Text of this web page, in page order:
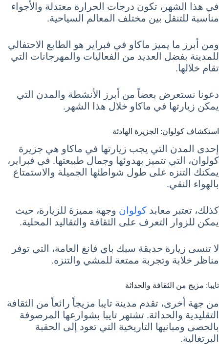
في هذا الشهر، تكون درجات الحرارة معتدلة والأجواء
مناسبة للتنقل بين مختلف المعالم السياحية.
ومن أبرز ما يميز ماكاو في فبراير هو الطابع الاحتفالي
للمدينة بفضل العديد من الفعاليات والمهرجانات التي
تقام خلالها.
دعونا نستعرض بعضاً من أبرز الأنشطة والمدن التي
يمكن زيارتها في ماكاو خلال هذا الشهر.
استكشاف كولوان: الجزيرة الهادئة
إحدى المدن التي يجب زيارتها في ماكاو هي جزيرة
كولوان، التي تتميز بهدوئها وجمال طبيعتها. في فبراير،
يمكنك التنزه على طول شواطئها الجميلة والاستمتاع
بالهواء النقي.
كذلك، تعتبر معابد كولوان وجهة مميزة للزيارة، حيث
يمكن للزوار التعرف على الثقافة والتقاليد المحلية.
لا تنسى زيارة حديقة سيك باي فانغ العامة، التي توفر
مناظر خلابة وتجربة ممتعة للمشي والتنزه.
تايبا: مزيج من الثقافة والحداثة
من جهة أخرى، تقدم مدينة تايبا مزيجاً رائعاً من الثقافة
التقليدية والحداثة. تشتهر تايبا بشوارعها المرصوفة
بالحصى ومبانيها التاريخية التي تعود إلى الحقبة
البرتغالية.